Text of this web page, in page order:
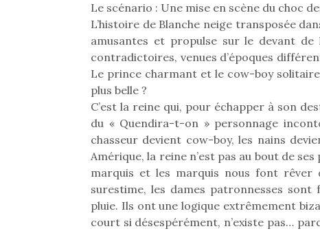
Le scénario : Une mise en scène du choc
L’histoire de Blanche neige transposée
amusantes et propulse sur le devant
contradictoires, venues d’époques
Le prince charmant et le cow-boy
plus belle ?
C’est la reine qui, pour échapper à son
du « Quendira-t-on » personnage
chasseur devient cow-boy, les nains
Amérique, la reine n’est pas au bout de
marquis et les marquis nous font rêver
surestime, les dames patronnesses
pluie. Ils ont une logique extrêmement
court si désespérément, n’existe pas…